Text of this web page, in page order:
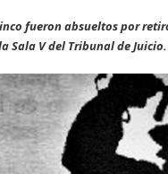
fueron absueltos por
Sala V del Tribunal de Juicio.